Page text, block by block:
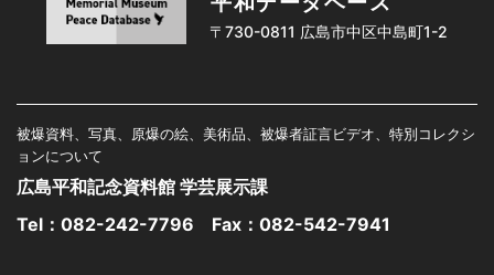
〒730-0811 広島市中区中島町1-2
被爆資料、写真、原爆の絵、美術品、被爆者証言ビデオ、特別コレクシ
ョンについて
広島平和記念資料館 学芸展示課
Tel： 082-242-7796 Fax：082-542-7941